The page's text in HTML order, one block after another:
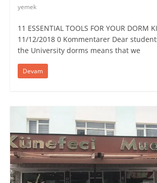
yemek
11 ESSENTIAL TOOLS FOR YOUR DORM
11/12/2018 0 Kommentarer Dear
the University dorms means that we
Devam